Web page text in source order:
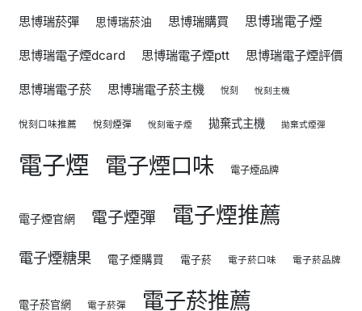
思博瑞菸彈 思博瑞菸油 思博瑞購買 思博瑞電子煙
思博瑞電子煙dcard 思博瑞電子煙ptt 思博瑞電子煙評價
思博瑞電子菸 思博瑞電子菸主機 悅刻 悅刻主機
悅刻口味推薦 悅刻煙彈 悅刻電子煙 拋棄式主機 拋棄式煙彈
電子煙 電子煙口味 電子煙品牌
電子煙官網 電子煙彈 電子煙推薦
電子煙糖果 電子煙購買 電子菸 電子菸口味 電子菸品牌
電子菸官網 電子菸彈 電子菸推薦